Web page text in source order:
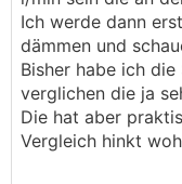
Ich werde dann
dämmen und
Bisher habe ich die
verglichen die ja
Die hat aber
Vergleich hinkt